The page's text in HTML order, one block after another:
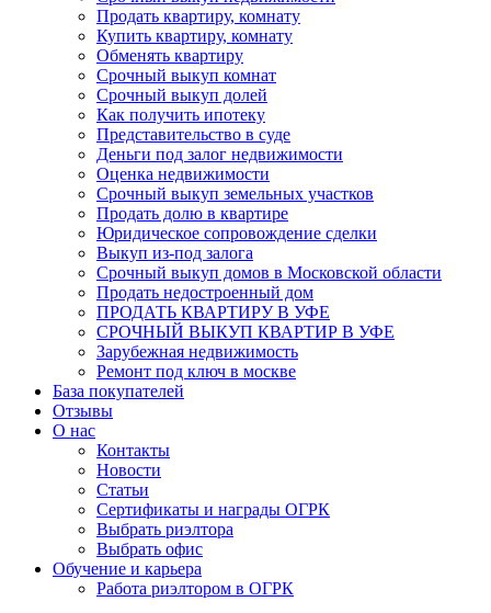
Продать квартиру, комнату
Купить квартиру, комнату
Обменять квартиру
Срочный выкуп комнат
Срочный выкуп долей
Как получить ипотеку
Представительство в суде
Деньги под залог недвижимости
Оценка недвижимости
Срочный выкуп земельных участков
Продать долю в квартире
Юридическое сопровождение сделки
Выкуп из-под залога
Срочный выкуп домов в Московской области
Продать недостроенный дом
ПРОДАТЬ КВАРТИРУ В УФЕ
СРОЧНЫЙ ВЫКУП КВАРТИР В УФЕ
Зарубежная недвижимость
Ремонт под ключ в москве
База покупателей
Отзывы
О нас
Контакты
Новости
Статьи
Сертификаты и награды ОГРК
Выбрать риэлтора
Выбрать офис
Обучение и карьера
Работа риэлтором в ОГРК